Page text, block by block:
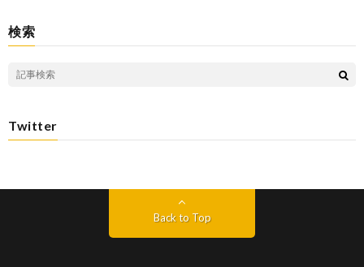
検索
Twitter
Back to Top